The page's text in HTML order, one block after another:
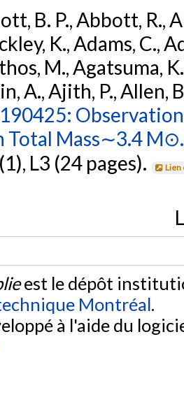
B. P., Abbott, R.,
K., Adams, C.,
M., Agatsuma,
A., Ajith, P., Allen,
Total Mass∼3.4 M⊙.
L3 (24 pages). Lien
est le dépôt
Montréal.
à l'aide du